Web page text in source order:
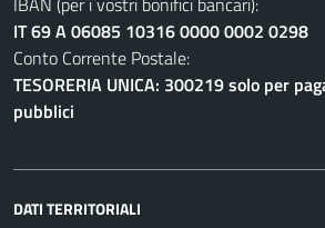
IT 69 A 06085 10316 0000 0002 0298
Conto Corrente Postale:
TESORERIA UNICA: 300219 solo per
pubblici
DATI TERRITORIALI